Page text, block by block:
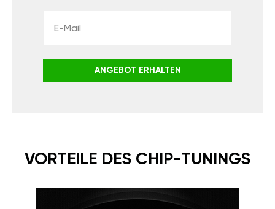
ANGEBOT ERHALTEN
VORTEILE DES CHIP-TUNINGS